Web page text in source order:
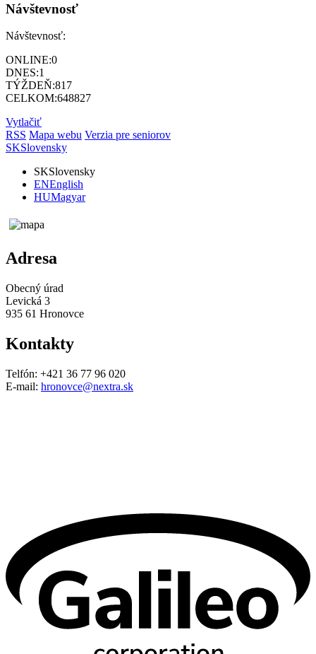
Návštevnosť
Návštevnosť:
ONLINE:0
DNES:1
TÝŽDEŇ:817
CELKOM:648827
Vytlačiť
RSS Mapa webu Verzia pre seniorov
SKSlovensky
SKSlovensky
ENEnglish
HUMagyar
Adresa
Obecný úrad
Levická 3
935 61 Hronovce
Kontakty
Telfón: +421 36 77 96 020
E-mail: hronovce@nextra.sk